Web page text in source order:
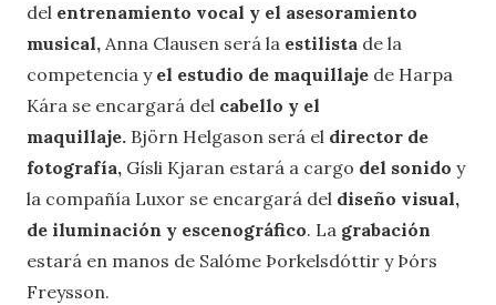
del entrenamiento vocal y el asesoramiento
musical, Anna Clausen será la estilista de la
competencia y el estudio de maquillaje de Harpa
Kára se encargará del cabello y el
maquillaje. Björn Helgason será el director de
fotografía, Gísli Kjaran estará a cargo del sonido y
la compañía Luxor se encargará del diseño visual,
de iluminación y escenográfico. La grabación
estará en manos de Salóme Þorkelsdóttir y Þórs
Freysson.